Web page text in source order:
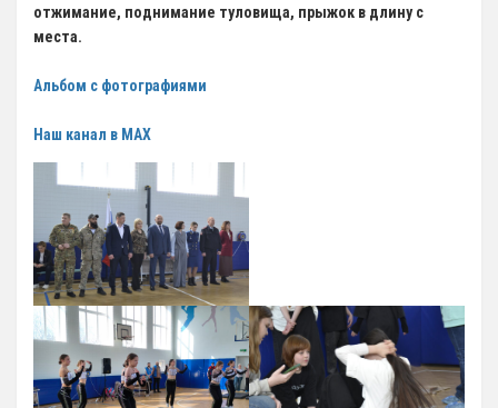
13 Документы
Адаптивная физкультура
Борьба (самбо и дзюдо)
Легкая атлетика
Лыжные гонки
Пулевая стрельба
Теннис
Тяжелая атлетика
отжимание, поднимание туловища, прыжок в длину с
места.
Альбом с фотографиями
Наш канал в MAX